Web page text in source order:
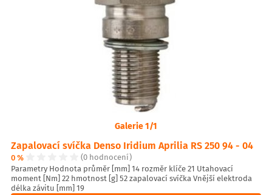
Galerie 1/1
Zapalovací svíčka Denso Iridium Aprilia RS 250 94 - 04
0 %
(0 hodnocení)
Parametry Hodnota průměr [mm] 14 rozměr klíče 21 Utahovací
moment [Nm] 22 hmotnost [g] 52 zapalovací svíčka Vnější elektroda
délka závitu [mm] 19